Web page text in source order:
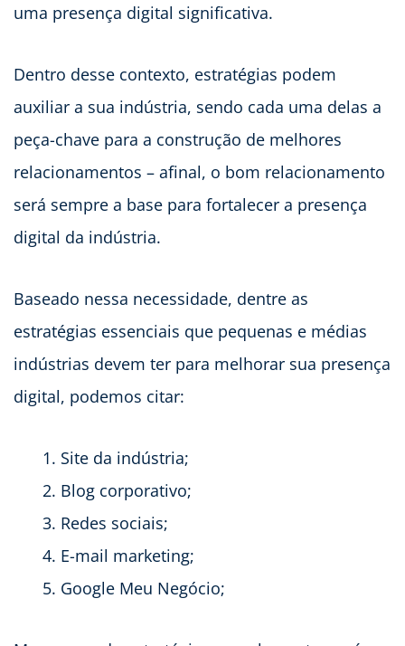
uma presença digital significativa.
Dentro desse contexto, estratégias podem
auxiliar a sua indústria, sendo cada uma delas a
peça-chave para a construção de melhores
relacionamentos – afinal, o bom relacionamento
será sempre a base para fortalecer a presença
digital da indústria.
Baseado nessa necessidade, dentre as
estratégias essenciais que pequenas e médias
indústrias devem ter para melhorar sua presença
digital, podemos citar:
Site da indústria;
Blog corporativo;
Redes sociais;
E-mail marketing;
Google Meu Negócio;